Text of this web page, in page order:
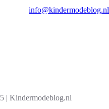
info@kindermodeblog.nl
| Kindermodeblog.nl